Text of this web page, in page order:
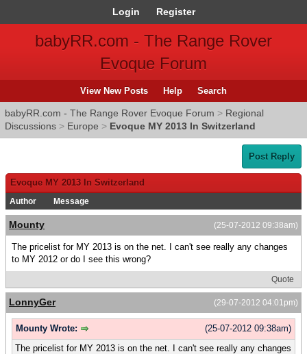
Login Register
babyRR.com - The Range Rover
Evoque Forum
View New Posts Help Search
babyRR.com - The Range Rover Evoque Forum > Regional
Discussions > Europe > Evoque MY 2013 In Switzerland
Post Reply
Evoque MY 2013 In Switzerland
Author Message
(25-07-2012 09:38am)
Mounty
The pricelist for MY 2013 is on the net. I can't see really any changes
to MY 2012 or do I see this wrong?
Quote
(29-07-2012 04:01pm)
LonnyGer
(25-07-2012 09:38am)
Mounty Wrote:
The pricelist for MY 2013 is on the net. I can't see really any changes